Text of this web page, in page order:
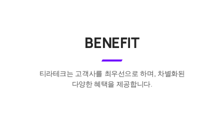
BENEFIT
티라테크는 고객사를 최우선으로 하며, 차별화된
다양한 혜택을 제공합니다.